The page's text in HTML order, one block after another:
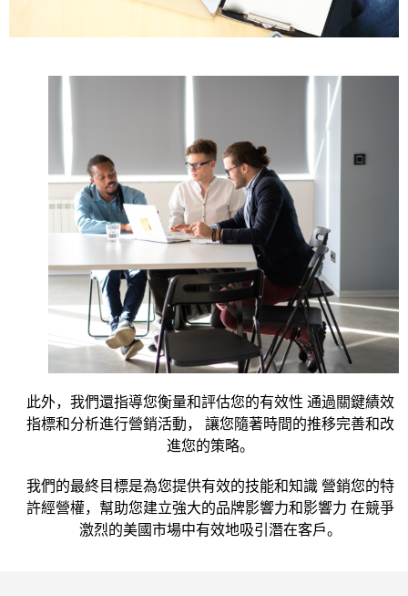
此外，我們還指導您衡量和評估您的有效性 通過關鍵績效
指標和分析進行營銷活動， 讓您隨著時間的推移完善和改
進您的策略。
我們的最終目標是為您提供有效的技能和知識 營銷您的特
許經營權，幫助您建立強大的品牌影響力和影響力 在競爭
激烈的美國市場中有效地吸引潛在客戶。